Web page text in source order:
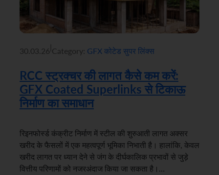
30.03.26 Category: GFX कोटेड सुपर लिंक्स
RCC स्ट्रक्चर की लागत कैसे कम करें:
GFX Coated Superlinks से टिकाऊ
निर्माण का समाधान
रिइनफोर्स्ड कंक्रीट निर्माण में स्टील की शुरुआती लागत अक्सर
खरीद के फैसलों में एक महत्वपूर्ण भूमिका निभाती है। हालांकि, केवल
खरीद लागत पर ध्यान देने से जंग के दीर्घकालिक प्रभावों से जुड़े
वित्तीय परिणामों को नजरअंदाज किया जा सकता है।…